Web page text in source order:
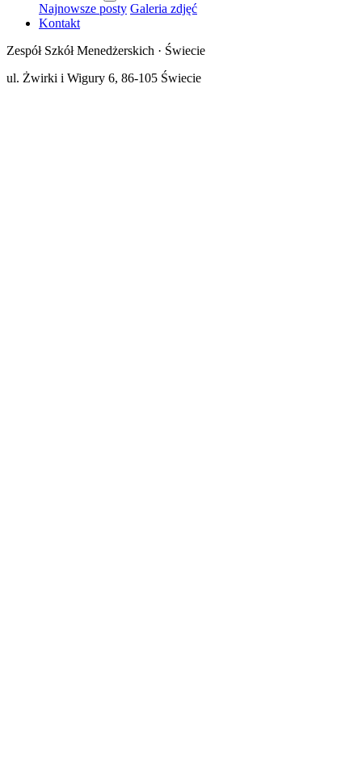
Najnowsze posty Galeria zdjęć
Kontakt
Zespół Szkół Menedżerskich · Świecie
ul. Żwirki i Wigury 6, 86-105 Świecie